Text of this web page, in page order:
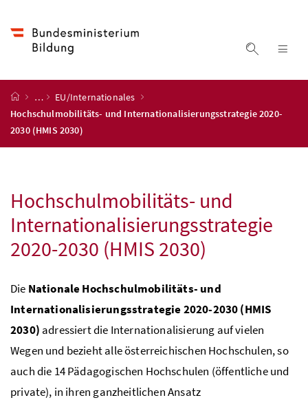
Suche
Startseite
…
EU/Internationales
Hochschulmobilitäts- und Internationalisierungsstrategie 2020-
2030 (HMIS 2030)
Hochschulmobilitäts- und
Internationalisierungsstrategie
2020-2030 (HMIS 2030)
Die Nationale Hochschulmobilitäts- und
Internationalisierungsstrategie 2020-2030 (HMIS
2030) adressiert die Internationalisierung auf vielen
Wegen und bezieht alle österreichischen Hochschulen, so
auch die 14 Pädagogischen Hochschulen (öffentliche und
private), in ihren ganzheitlichen Ansatz